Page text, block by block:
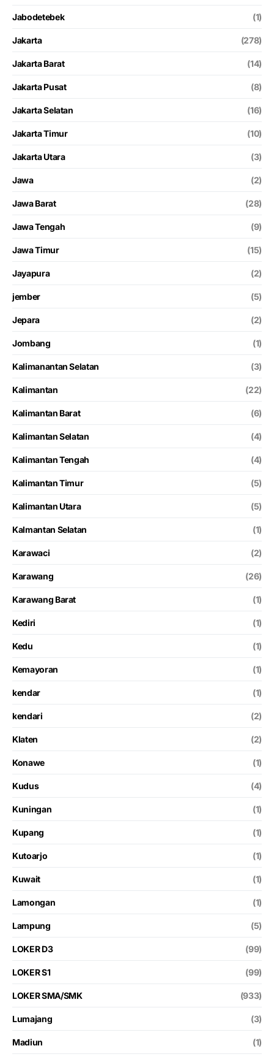
Jabodetebek (1)
Jakarta (278)
Jakarta Barat (14)
Jakarta Pusat (8)
Jakarta Selatan (16)
Jakarta Timur (10)
Jakarta Utara (3)
Jawa (2)
Jawa Barat (28)
Jawa Tengah (9)
Jawa Timur (15)
Jayapura (2)
jember (5)
Jepara (2)
Jombang (1)
Kalimanantan Selatan (3)
Kalimantan (22)
Kalimantan Barat (6)
Kalimantan Selatan (4)
Kalimantan Tengah (4)
Kalimantan Timur (5)
Kalimantan Utara (5)
Kalmantan Selatan (1)
Karawaci (2)
Karawang (26)
Karawang Barat (1)
Kediri (1)
Kedu (1)
Kemayoran (1)
kendar (1)
kendari (2)
Klaten (2)
Konawe (1)
Kudus (4)
Kuningan (1)
Kupang (1)
Kutoarjo (1)
Kuwait (1)
Lamongan (1)
Lampung (5)
LOKER D3 (99)
LOKER S1 (99)
LOKER SMA/SMK (933)
Lumajang (3)
Madiun (1)